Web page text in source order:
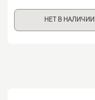
НЕТ В НАЛИЧИИ